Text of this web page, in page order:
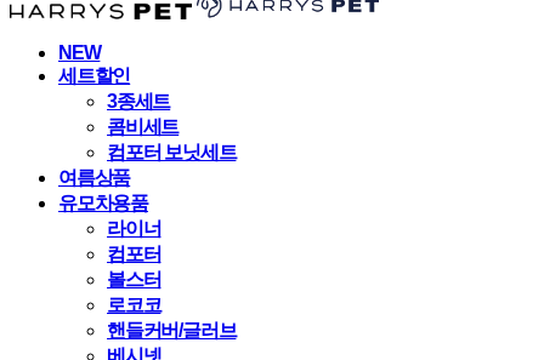
NEW
세트할인
3종세트
콤비세트
컴포터 보닛세트
여름상품
유모차용품
라이너
컴포터
볼스터
로코코
핸들커버/글러브